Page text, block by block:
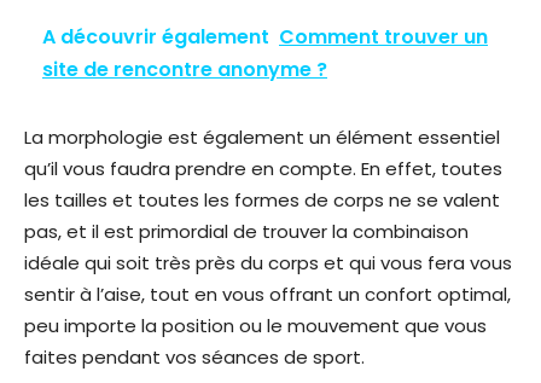
A découvrir également Comment trouver un
site de rencontre anonyme ?
La morphologie est également un élément essentiel
qu’il vous faudra prendre en compte. En effet, toutes
les tailles et toutes les formes de corps ne se valent
pas, et il est primordial de trouver la combinaison
idéale qui soit très près du corps et qui vous fera vous
sentir à l’aise, tout en vous offrant un confort optimal,
peu importe la position ou le mouvement que vous
faites pendant vos séances de sport.